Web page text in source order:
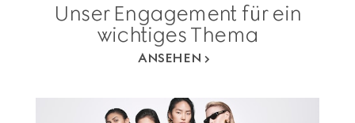
Unser Engagement für ein
wichtiges Thema
ANSEHEN